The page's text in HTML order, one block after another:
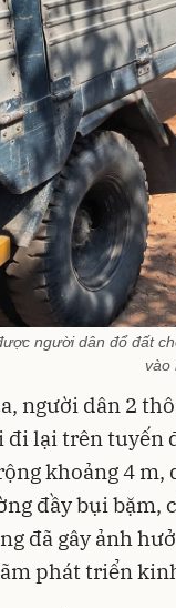
người dân đổ đất
vào
người dân 2
đi lại trên
khoảng 4 m,
đầy bụi
đã gây ảnh
phát triển